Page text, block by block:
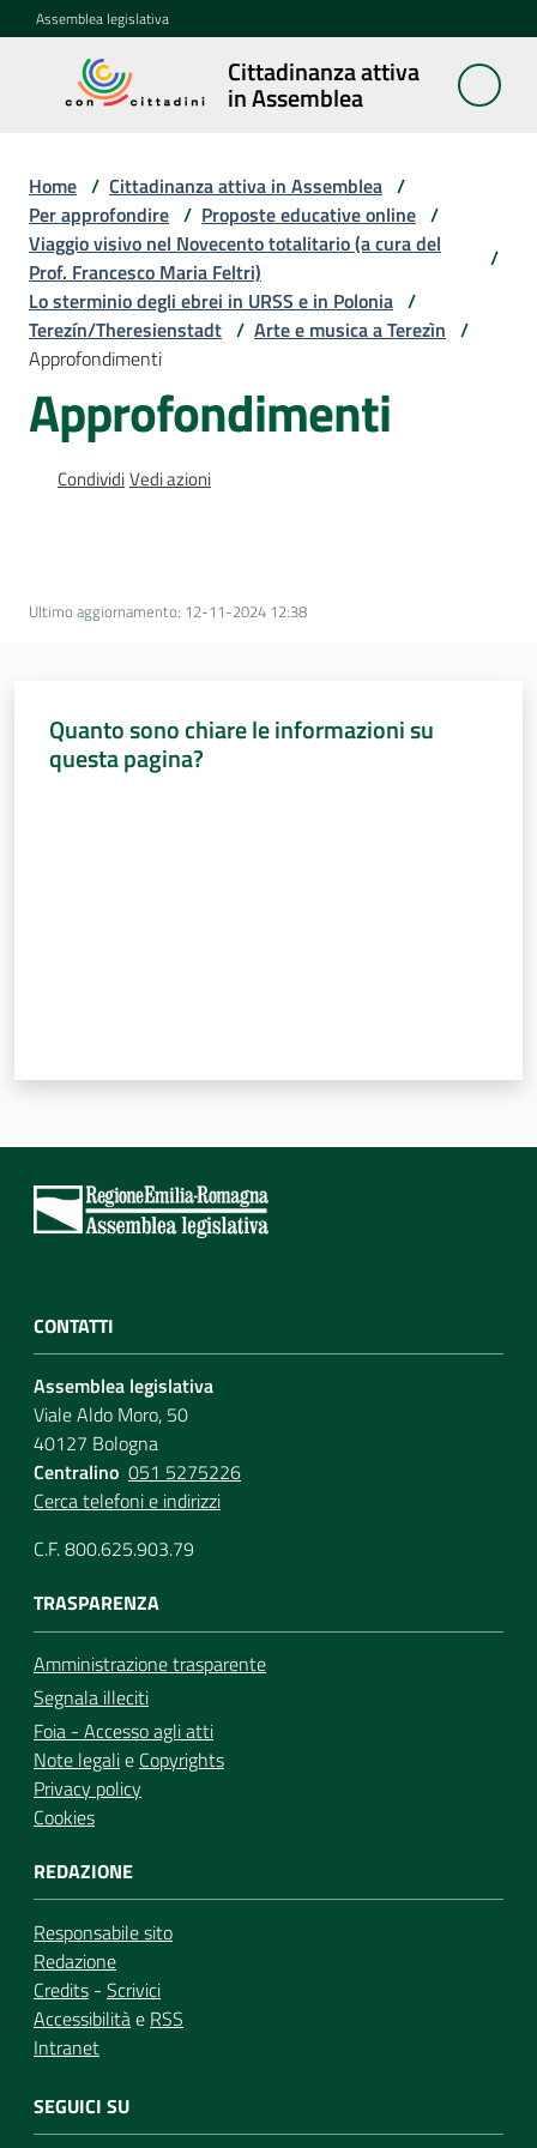
Vai al contenuto
Vai alla navigazione
Vai al footer
Assemblea legislativa
Cittadinanza attiva
in Assemblea
Cittadinanza
attiva in
Concittadini
Porte
aperte
in
Assemblea
itineranti
memoria
Seguici
Attività
Argomenti
Per i cittadini
Home / Cittadinanza attiva in Assemblea /
Per approfondire / Proposte educative online /
Viaggio visivo nel Novecento totalitario (a cura del
Prof. Francesco Maria Feltri)
/
Lo sterminio degli ebrei in URSS e in Polonia /
Terezín/Theresienstadt / Arte e musica a Terezìn /
Approfondimenti
Approfondimenti
CondividiVedi azioni
Ultimo aggiornamento: 12-11-2024 12:38
Quanto sono chiare le informazioni su
questa pagina?
CONTATTI
Assemblea legislativa
Viale Aldo Moro, 50
40127 Bologna
Centralino 051 5275226
Cerca telefoni e indirizzi
C.F. 800.625.903.79
TRASPARENZA
Amministrazione trasparente
Segnala illeciti
Foia - Accesso agli atti
Note legalie Copyrights
Privacy policy
Cookies
REDAZIONE
Responsabile sito
Redazione
Credits - Scrivici
Accessibilitàe RSS
Intranet
SEGUICI SU